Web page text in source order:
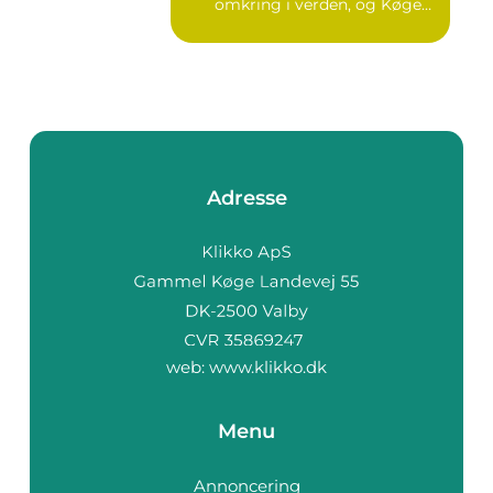
omkring i verden, og Køge
Adresse
web: www.klikko.dk
Menu
Annoncering